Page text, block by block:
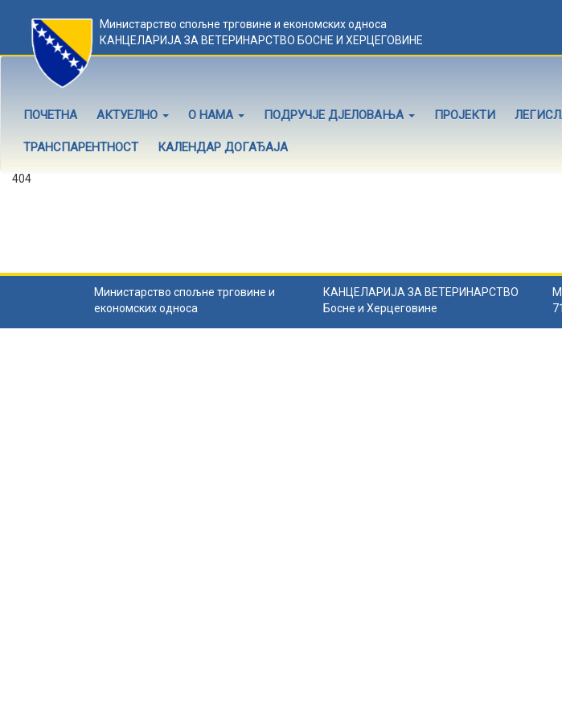
Министарство спољне трговине и економских односа
КАНЦЕЛАРИЈА ЗА ВЕТЕРИНАРСТВО БОСНЕ И ХЕРЦЕГОВИНЕ
ПОЧЕТНА АКТУЕЛНО О НАМА ПОДРУЧЈЕ ДЈЕЛОВАЊА ПРОЈЕКТИ
ТРАНСПАРЕНТНОСТ КАЛЕНДАР ДОГАЂАЈА
404
Министарство спољне трговине и
економских односа
КАНЦЕЛАРИЈА ЗА ВЕТЕРИНАРСТВО
Босне и Херцеговине